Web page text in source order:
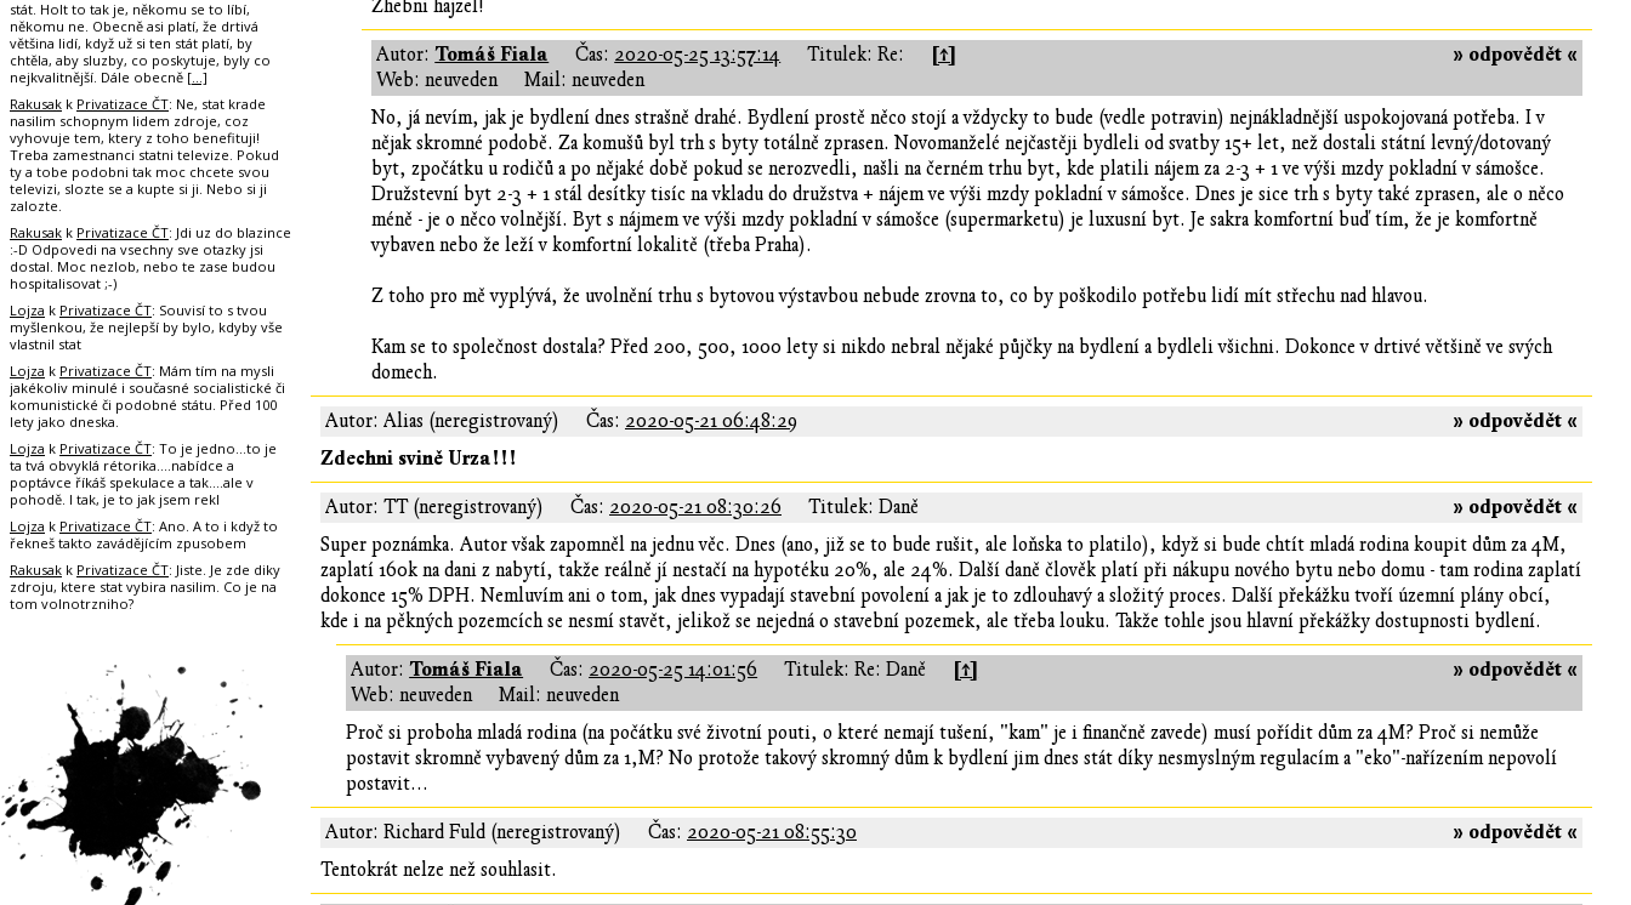
Zhebni hajzel!
» odpovědět «
Autor:Tomáš Fiala Čas: 2020-05-25 13:57:14 Titulek: Re: [↑]
Web: neuveden
Mail: neuveden
No, já nevím, jak je bydlení dnes strašně drahé. Bydlení prostě něco stojí a vždycky to bude (vedle potravin) nejnákladnější uspokojovaná potřeba. I v
nějak skromné podobě. Za komušů byl trh s byty totálně zprasen. Novomanželé nejčastěji bydleli od svatby 15+ let, než dostali státní levný/dotovaný
byt, zpočátku u rodičů a po nějaké době pokud se nerozvedli, našli na černém trhu byt, kde platili nájem za 2-3 + 1 ve výši mzdy pokladní v sámošce.
Družstevní byt 2-3 + 1 stál desítky tisíc na vkladu do družstva + nájem ve výši mzdy pokladní v sámošce. Dnes je sice trh s byty také zprasen, ale o něco
méně - je o něco volnější. Byt s nájmem ve výši mzdy pokladní v sámošce (supermarketu) je luxusní byt. Je sakra komfortní buď tím, že je komfortně
vybaven nebo že leží v komfortní lokalitě (třeba Praha).
Z toho pro mě vyplývá, že uvolnění trhu s bytovou výstavbou nebude zrovna to, co by poškodilo potřebu lidí mít střechu nad hlavou.
Kam se to společnost dostala? Před 200, 500, 1000 lety si nikdo nebral nějaké půjčky na bydlení a bydleli všichni. Dokonce v drtivé většině ve svých
domech.
» odpovědět «
Autor: Alias (neregistrovaný) Čas: 2020-05-21 06:48:29
Zdechni svině Urza!!!
» odpovědět «
Autor: TT (neregistrovaný) Čas: 2020-05-21 08:30:26
Titulek: Daně
Super poznámka. Autor však zapomněl na jednu věc. Dnes (ano, již se to bude rušit, ale loňska to platilo), když si bude chtít mladá rodina koupit dům za 4M,
zaplatí 160k na dani z nabytí, takže reálně jí nestačí na hypotéku 20%, ale 24%. Další daně člověk platí při nákupu nového bytu nebo domu - tam rodina zaplatí
dokonce 15% DPH. Nemluvím ani o tom, jak dnes vypadají stavební povolení a jak je to zdlouhavý a složitý proces. Další překážku tvoří územní plány obcí,
kde i na pěkných pozemcích se nesmí stavět, jelikož se nejedná o stavební pozemek, ale třeba louku. Takže tohle jsou hlavní překážky dostupnosti bydlení.
» odpovědět «
Autor:Tomáš Fiala Čas: 2020-05-25 14:01:56 Titulek: Re: Daně [↑]
Web: neuveden
Mail: neuveden
Proč si proboha mladá rodina (na počátku své životní pouti, o které nemají tušení, "kam" je i finančně zavede) musí pořídit dům za 4M? Proč si nemůže
postavit skromně vybavený dům za 1,M? No protože takový skromný dům k bydlení jim dnes stát díky nesmyslným regulacím a "eko"-nařízením nepovolí
postavit...
» odpovědět «
Autor: Richard Fuld (neregistrovaný) Čas: 2020-05-21 08:55:30
Tentokrát nelze než souhlasit.
stát. Holt to tak je, někomu se to líbí,
někomu ne. Obecně asi platí, že drtivá
většina lidí, když už si ten stát platí, by
chtěla, aby sluzby, co poskytuje, byly co
nejkvalitnější. Dále obecně […]
Rakusak k Privatizace ČT: Ne, stat krade
nasilim schopnym lidem zdroje, coz
vyhovuje tem, ktery z toho benefituji!
Treba zamestnanci statni televize. Pokud
ty a tobe podobni tak moc chcete svou
televizi, slozte se a kupte si ji. Nebo si ji
zalozte.
Rakusak k Privatizace ČT: Jdi uz do blazince
:-D Odpovedi na vsechny sve otazky jsi
dostal. Moc nezlob, nebo te zase budou
hospitalisovat ;-)
Lojza k Privatizace ČT: Souvisí to s tvou
myšlenkou, že nejlepší by bylo, kdyby vše
vlastnil stat
Lojza k Privatizace ČT: Mám tím na mysli
jakékoliv minulé i současné socialistické či
komunistické či podobné státu. Před 100
lety jako dneska.
Lojza k Privatizace ČT: To je jedno...to je
ta tvá obvyklá rétorika....nabídce a
poptávce říkáš spekulace a tak....ale v
pohodě. I tak, je to jak jsem rekl
Lojza k Privatizace ČT: Ano. A to i když to
řekneš takto zavádějícím zpusobem
Rakusak k Privatizace ČT: Jiste. Je zde diky
zdroju, ktere stat vybira nasilim. Co je na
tom volnotrzniho?